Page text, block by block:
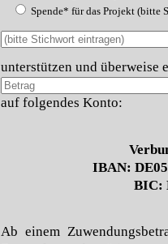
Spende* für das Projekt (bitte
unterstützen und überweise
auf folgendes Konto:
IBAN: DE05
BIC:
Ab einem